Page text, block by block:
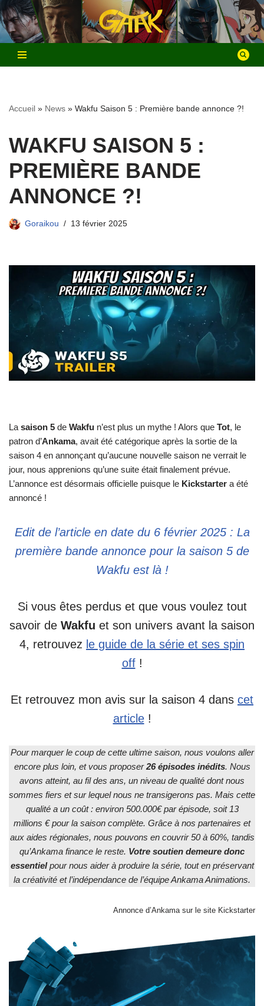
Aller
au
contenu
Accueil » News » Wakfu Saison 5 : Première bande annonce ?!
WAKFU SAISON 5 :
PREMIÈRE BANDE
ANNONCE ?!
Goraikou 13 février 2025
Lasaison 5 de Wakfu n’est plus un mythe ! Alors que Tot, le
patron d’Ankama, avait été catégorique après la sortie de la
saison 4 en annonçant qu’aucune nouvelle saison ne verrait le
jour, nous apprenions qu’une suite était finalement prévue.
L’annonce est désormais officielle puisque le Kickstarter a été
annoncé !
Edit de l’article en date du 6 février 2025 : La
première bande annonce pour la saison 5 de
Wakfu est là !
Si vous êtes perdus et que vous voulez tout
savoir de Wakfu et son univers avant la saison
4, retrouvez le guide de la série et ses spin
off!
Et retrouvez mon avis sur la saison 4 dans cet
article!
Pour marquer le coup de cette ultime saison, nous voulons aller
encore plus loin, et vous proposer26 épisodes inédits. Nous
avons atteint, au fil des ans, un niveau de qualité dont nous
sommes fiers et sur lequel nous ne transigerons pas. Mais cette
qualité a un coût : environ 500.000€ par épisode, soit 13
millions € pour la saison complète. Grâce à nos partenaires et
aux aides régionales, nous pouvons en couvrir 50 à 60%, tandis
qu’Ankama finance le reste. Votre soutien demeure donc
essentielpour nous aider à produire la série, tout en préservant
la créativité et l’indépendance de l’équipe Ankama Animations.
Annonce d’Ankama sur le site Kickstarter